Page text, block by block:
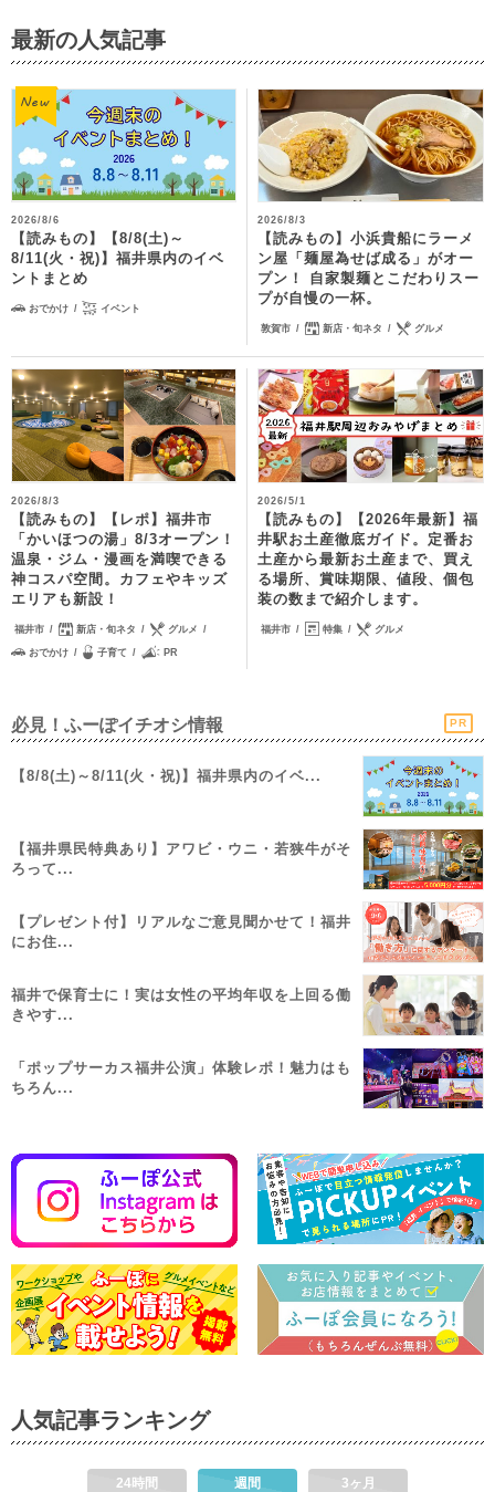
最新の人気記事
2026/8/6
【読みもの】【8/8(土)～
8/11(火・祝)】福井県内のイベ
ントまとめ
おでかけ イベント
2026/8/3
【読みもの】小浜貴船にラーメ
ン屋「麺屋為せば成る」がオー
プン！ 自家製麺とこだわりスー
プが自慢の一杯。
敦賀市 新店・旬ネタ グルメ
2026/8/3
【読みもの】【レポ】福井市
「かいほつの湯」8/3オープン！
温泉・ジム・漫画を満喫できる
神コスパ空間。カフェやキッズ
エリアも新設！
福井市 新店・旬ネタ グルメ
おでかけ 子育て PR
2026/5/1
【読みもの】【2026年最新】福
井駅お土産徹底ガイド。定番お
土産から最新お土産まで、買え
る場所、賞味期限、値段、個包
装の数まで紹介します。
福井市 特集 グルメ
必見！ふーぽイチオシ情報 PR
【8/8(土)～8/11(火・祝)】福井県内のイベ...
【福井県民特典あり】アワビ・ウニ・若狭牛がそ
ろって...
【プレゼント付】リアルなご意見聞かせて！福井
にお住...
福井で保育士に！実は女性の平均年収を上回る働
きやす...
「ポップサーカス福井公演」体験レポ！魅力はも
ちろん...
人気記事ランキング
24時間 週間 3ヶ月